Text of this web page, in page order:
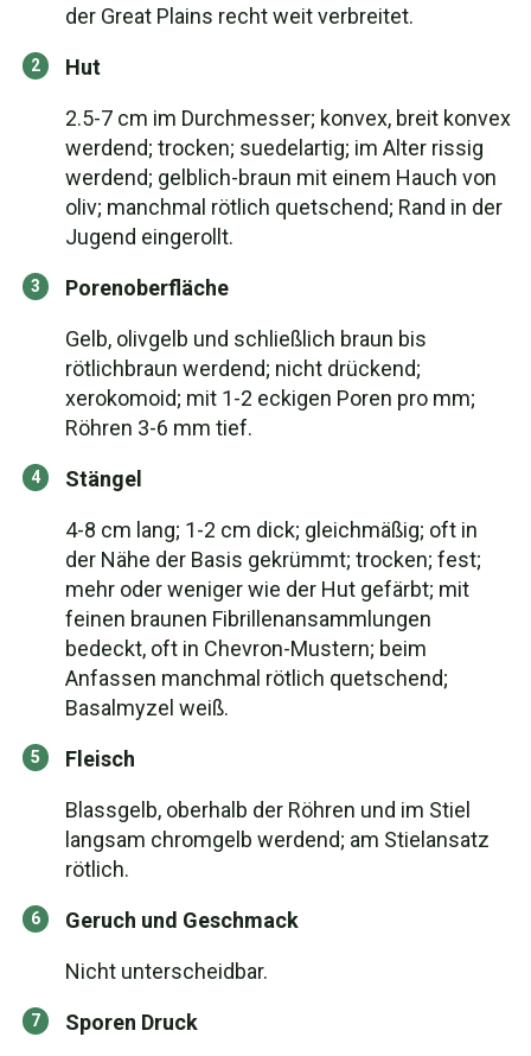
der Great Plains recht weit verbreitet.
Hut
2.5-7 cm im Durchmesser; konvex, breit konvex
werdend; trocken; suedelartig; im Alter rissig
werdend; gelblich-braun mit einem Hauch von
oliv; manchmal rötlich quetschend; Rand in der
Jugend eingerollt.
Porenoberfläche
Gelb, olivgelb und schließlich braun bis
rötlichbraun werdend; nicht drückend;
xerokomoid; mit 1-2 eckigen Poren pro mm;
Röhren 3-6 mm tief.
Stängel
4-8 cm lang; 1-2 cm dick; gleichmäßig; oft in
der Nähe der Basis gekrümmt; trocken; fest;
mehr oder weniger wie der Hut gefärbt; mit
feinen braunen Fibrillenansammlungen
bedeckt, oft in Chevron-Mustern; beim
Anfassen manchmal rötlich quetschend;
Basalmyzel weiß.
Fleisch
Blassgelb, oberhalb der Röhren und im Stiel
langsam chromgelb werdend; am Stielansatz
rötlich.
Geruch und Geschmack
Nicht unterscheidbar.
Sporen Druck